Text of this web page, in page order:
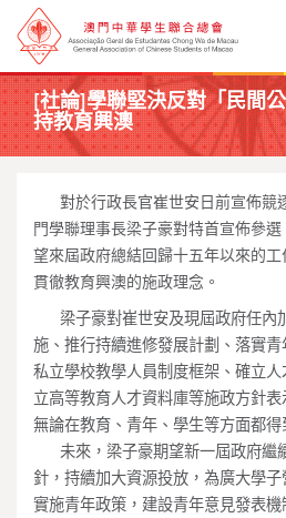
[社論]學聯堅決反對「民間
持教育興澳
對於行政長官崔世安日前宣佈競
門學聯理事長梁子豪對特首宣佈參
望來屆政府總結回歸十五年以來的
貫徹教育興澳的施政理念。
梁子豪對崔世安及現屆政府任內
施、推行持續進修發展計劃、落實
私立學校教學人員制度框架、確立
立高等教育人才資料庫等施政方針
無論在教育、青年、學生等方面都得
未來，梁子豪期望新一屆政府繼
針，持續加大資源投放，為廣大學子
實施青年政策，建設青年意見發表